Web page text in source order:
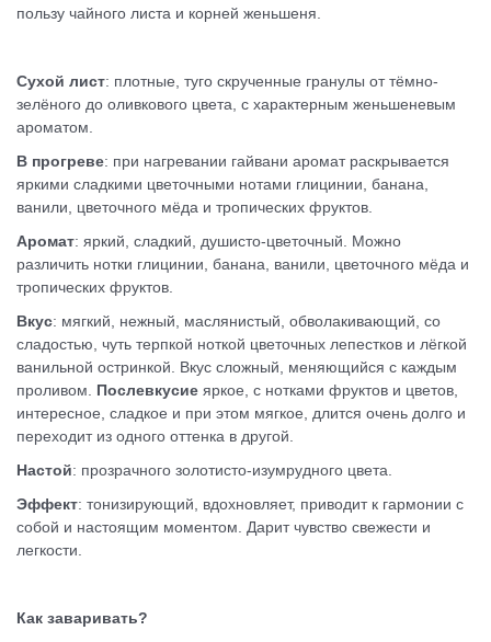
пользу чайного листа и корней женьшеня.
Сухой лист: плотные, туго скрученные гранулы от тёмно-
зелёного до оливкового цвета, с характерным женьшеневым
ароматом.
В прогреве: при нагревании гайвани аромат раскрывается
яркими сладкими цветочными нотами глицинии, банана,
ванили, цветочного мёда и тропических фруктов.
Аромат: яркий, сладкий, душисто-цветочный. Можно
различить нотки глицинии, банана, ванили, цветочного мёда и
тропических фруктов.
Вкус: мягкий, нежный, маслянистый, обволакивающий, со
сладостью, чуть терпкой ноткой цветочных лепестков и лёгкой
ванильной остринкой. Вкус сложный, меняющийся с каждым
проливом. Послевкусие яркое, с нотками фруктов и цветов,
интересное, сладкое и при этом мягкое, длится очень долго и
переходит из одного оттенка в другой.
Настой: прозрачного золотисто-изумрудного цвета.
Эффект: тонизирующий, вдохновляет, приводит к гармонии с
собой и настоящим моментом. Дарит чувство свежести и
легкости.
Как заваривать?